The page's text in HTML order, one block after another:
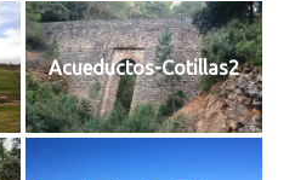
Acueductos-Cotillas2